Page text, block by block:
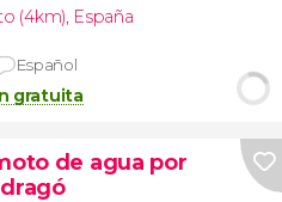
(4km), España
Español
gratuita
de agua por